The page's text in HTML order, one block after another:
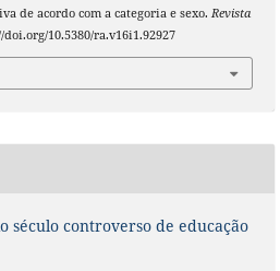
de acordo com a categoria e sexo. Revista
10.5380/ra.v16i1.92927
século controverso de educação